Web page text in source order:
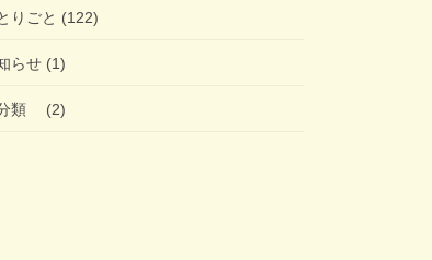
りごと (122)
らせ (1)
類 (2)